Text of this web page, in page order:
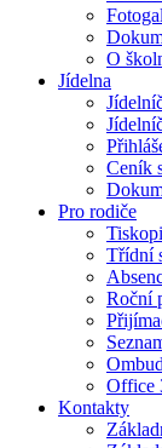
O
Jídelna
Ceník
Pro rodiče
Třídní
Roční
Office
Kontakty